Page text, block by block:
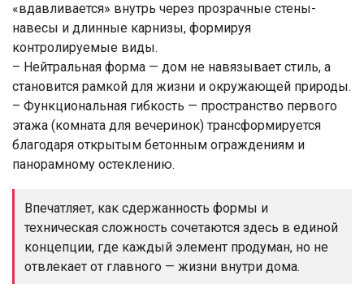
«вдавливается» внутрь через прозрачные стены-
навесы и длинные карнизы, формируя
контролируемые виды.
– Нейтральная форма — дом не навязывает стиль, а
становится рамкой для жизни и окружающей природы.
– Функциональная гибкость — пространство первого
этажа (комната для вечеринок) трансформируется
благодаря открытым бетонным ограждениям и
панорамному остеклению.
Впечатляет, как сдержанность формы и
техническая сложность сочетаются здесь в единой
концепции, где каждый элемент продуман, но не
отвлекает от главного — жизни внутри дома.